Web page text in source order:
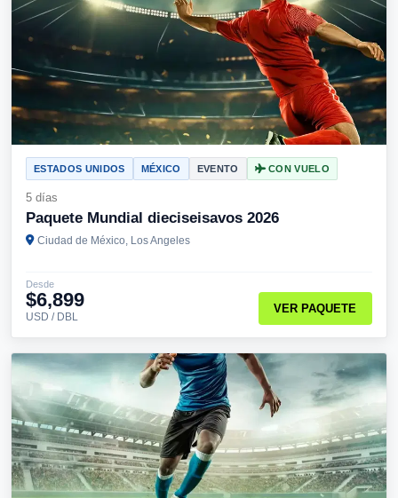
ESTADOS UNIDOS MÉXICO EVENTO CON VUELO
5 días
Paquete Mundial dieciseisavos 2026
Ciudad de México, Los Angeles
Desde
$6,899
USD / DBL
VER PAQUETE